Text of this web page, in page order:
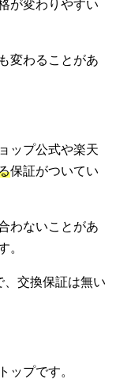
が変わりやすい
変わることがあ
ップ公式や楽天
保証がついてい
わないことがあ
。
交換保証は無い
ップです。